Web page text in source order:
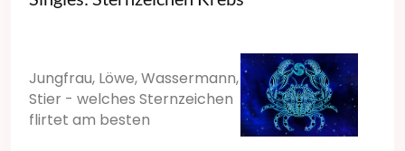
Jungfrau, Löwe, Wassermann,
Stier - welches Sternzeichen
flirtet am besten